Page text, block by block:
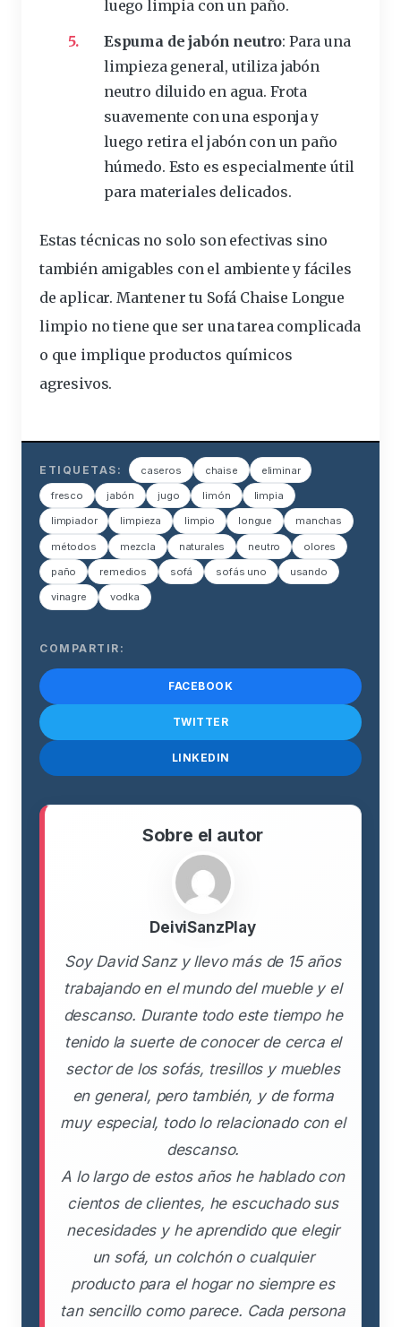
luego limpia con un paño.
Espuma dejabón neutro: Para una
limpieza general, utiliza jabón
neutro diluido en agua. Frota
suavemente con una esponja y
luego retira el jabón con un paño
húmedo. Esto es especialmente útil
para materiales delicados.
Estas técnicas no solo son efectivas sino
también amigables con el ambiente y fáciles
de aplicar. Mantener tu Sofá Chaise Longue
limpio no tiene que ser una tarea complicada
o que implique productos químicos
agresivos.
ETIQUETAS: caseros chaise eliminar
fresco jabón jugo limón limpia
limpiador limpieza limpio longue manchas
métodos mezcla naturales neutro olores
paño remedios sofá sofás uno usando
vinagre vodka
COMPARTIR:
FACEBOOK
TWITTER
LINKEDIN
Sobre el autor
DeiviSanzPlay
Soy David Sanz y llevo más de 15 años
trabajando en el mundo del mueble y el
descanso. Durante todo este tiempo he
tenido la suerte de conocer de cerca el
sector de los sofás, tresillos y muebles
en general, pero también, y de forma
muy especial, todo lo relacionado con el
descanso.
A lo largo de estos años he hablado con
cientos de clientes, he escuchado sus
necesidades y he aprendido que elegir
un sofá, un colchón o cualquier
producto para el hogar no siempre es
tan sencillo como parece. Cada persona